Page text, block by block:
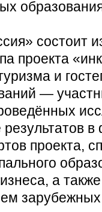
состоит
проекта
и
—
в
проекта,
а
зарубежных